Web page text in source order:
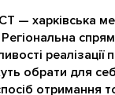
— харківська
реалізації
обрати для
отримання